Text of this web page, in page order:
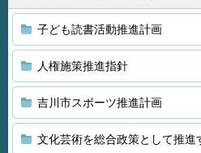
子ども読書活動推進計画
人権施策推進指針
吉川市スポーツ推進計画
文化芸術を総合政策として推